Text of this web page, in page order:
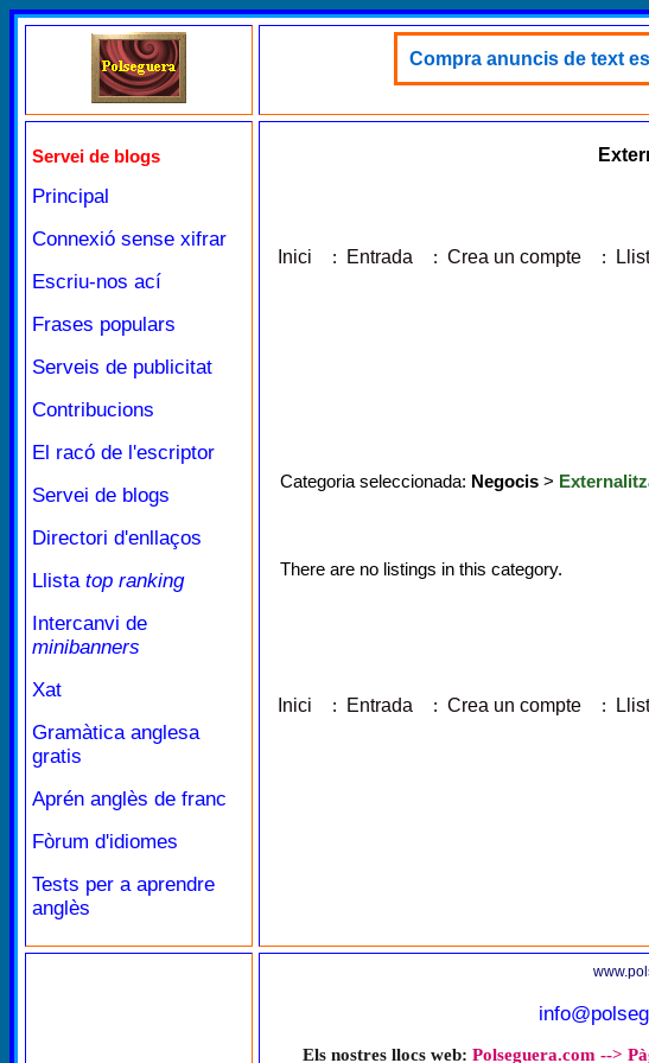
Compra anuncis de text
Servei de blogs
Principal
Connexió sense xifrar
Escriu-nos ací
Frases populars
Serveis de publicitat
Contribucions
El racó de l'escriptor
Servei de blogs
Directori d'enllaços
Llista top ranking
Intercanvi de
minibanners
Xat
Gramàtica anglesa
gratis
Aprén anglès de franc
Fòrum d'idiomes
Tests per a aprendre
anglès
Inici
: Entrada : Crea un compte :
Categoria seleccionada: Negocis >
There are no listings in this category.
Inici : Entrada : Crea un compte :
Els nostres llocs web: Polseguera.com -->